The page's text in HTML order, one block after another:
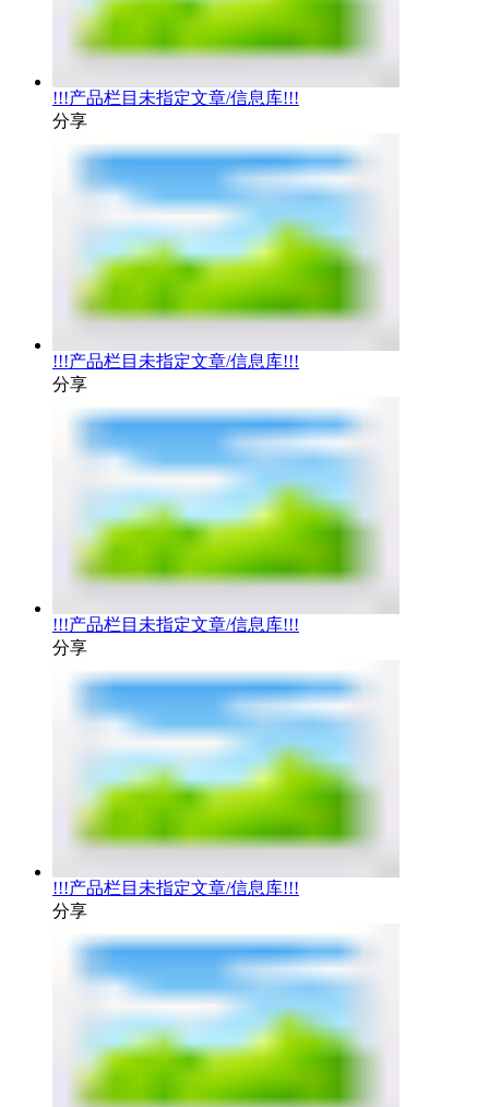
!!!产品栏目未指定文章/信息库!!!
分享
!!!产品栏目未指定文章/信息库!!!
分享
!!!产品栏目未指定文章/信息库!!!
分享
!!!产品栏目未指定文章/信息库!!!
分享